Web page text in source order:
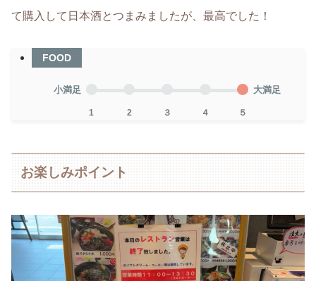
て購入して日本酒とつまみましたが、最高でした！
FOOD
小満足
1 2 ３ ４ ５
大満足
お楽しみポイント